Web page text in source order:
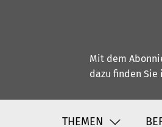
Mit dem
dazu finden Sie
THEMEN